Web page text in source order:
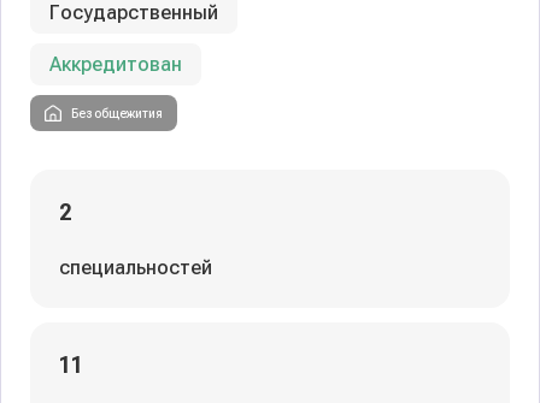
Государственный
Аккредитован
Без общежития
2
специальностей
11